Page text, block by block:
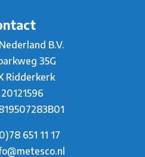
B.V.
35G
Ridderkerk
651 11 17